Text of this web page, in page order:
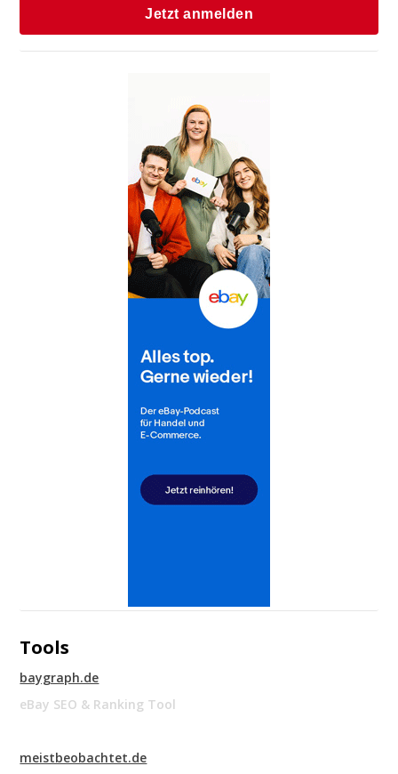
Tools
baygraph.de
eBay SEO & Ranking Tool
meistbeobachtet.de